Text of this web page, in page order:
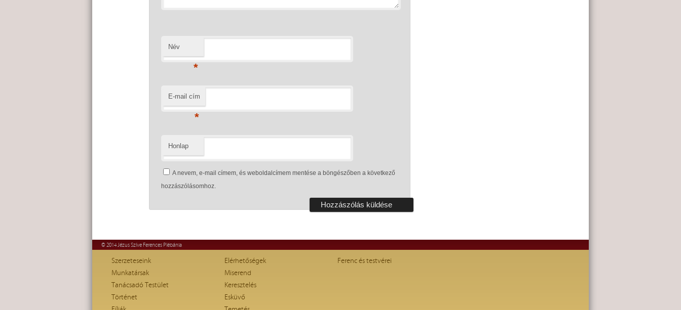
Név
*
E-mail cím
*
Honlap
A nevem, e-mail címem, és weboldalcímem mentése a böngészőben a következő
hozzászólásomhoz.
© 2014 Jézus Szíve Ferences Plébánia
Szerzeteseink
Munkatársak
Tanácsadó Testület
Történet
Elérhetőségek
Miserend
Keresztelés
Esküvő
Ferenc és testvérei